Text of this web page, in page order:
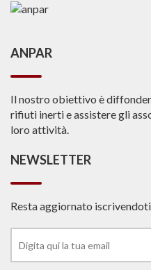
ANPAR
Il nostro obiettivo è
rifiuti inerti e assistere gli
loro attività.
NEWSLETTER
Resta aggiornato